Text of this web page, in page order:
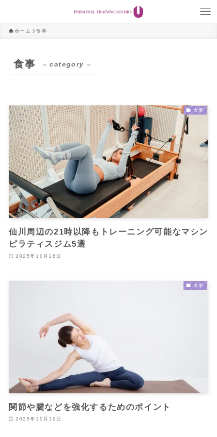
ホーム 食事
食事 – category –
食事
仙川周辺の21時以降もトレーニング可能なマシン
ピラティスジム5選
2025年10月26日
食事
関節や腱などを強化するためのポイント
2025年10月19日